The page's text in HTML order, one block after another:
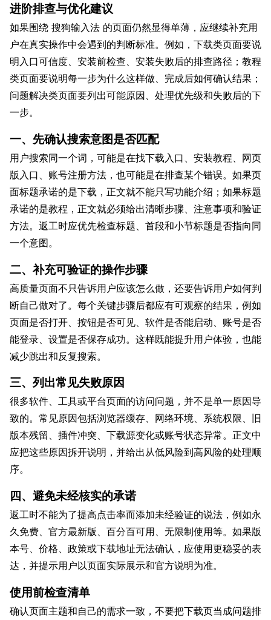
进阶排查与优化建议
如果围绕 搜狗输入法 的页面仍然显得单薄，应继续补充用
户在真实操作中会遇到的判断标准。例如，下载类页面要说
明入口可信度、安装前检查、安装失败后的排查路径；教程
类页面要说明每一步为什么这样做、完成后如何确认结果；
问题解决类页面要列出可能原因、处理优先级和失败后的下
一步。
一、先确认搜索意图是否匹配
用户搜索同一个词，可能是在找下载入口、安装教程、网页
版入口、账号注册方法，也可能是在排查某个错误。如果页
面标题承诺的是下载，正文就不能只写功能介绍；如果标题
承诺的是教程，正文就必须给出清晰步骤、注意事项和验证
方法。返工时应优先检查标题、首段和小节标题是否指向同
一个意图。
二、补充可验证的操作步骤
高质量页面不只告诉用户应该怎么做，还要告诉用户如何判
断自己做对了。每个关键步骤后都应有可观察的结果，例如
页面是否打开、按钮是否可见、软件是否能启动、账号是否
能登录、设置是否保存成功。这样既能提升用户体验，也能
减少跳出和反复搜索。
三、列出常见失败原因
很多软件、工具或平台页面的访问问题，并不是单一原因导
致的。常见原因包括浏览器缓存、网络环境、系统权限、旧
版本残留、插件冲突、下载源变化或账号状态异常。正文中
应把这些原因拆开说明，并给出从低风险到高风险的处理顺
序。
四、避免未经核实的承诺
返工时不能为了提高点击率而添加未经验证的说法，例如永
久免费、官方最新版、百分百可用、无限制使用等。如果版
本号、价格、政策或下载地址无法确认，应使用更稳妥的表
达，并提示用户以页面实际展示和官方说明为准。
使用前检查清单
确认页面主题和自己的需求一致，不要把下载页当成问题排